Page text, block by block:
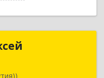
Алексей